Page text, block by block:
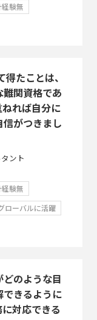
験無
たことは、
関資格であ
れば自分に
がつきまし
ント
験無
ローバルに活躍
のような目
できるように
対応できる